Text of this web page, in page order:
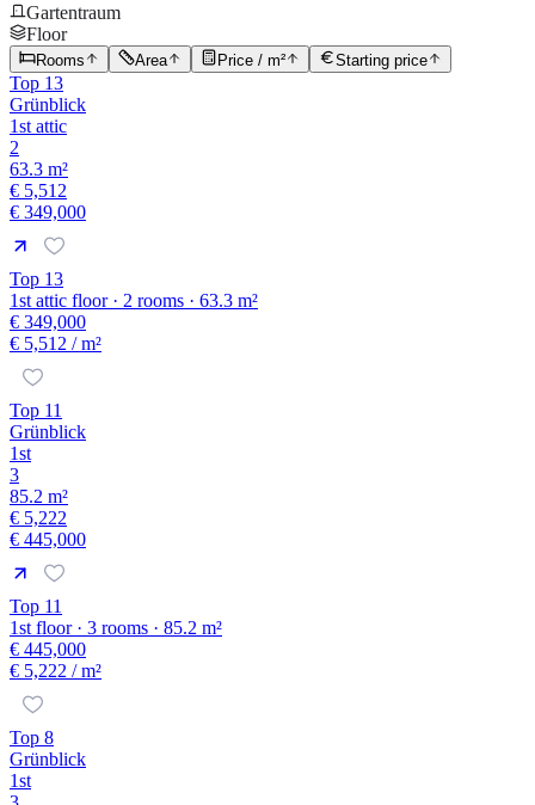
Gartentraum
Floor
Rooms Area Price / m² Starting price
Top 13
Grünblick
1st attic
2
63.3 m²
€ 5,512
€ 349,000
Top 13
1st attic floor · 2 rooms · 63.3 m²
€ 349,000
€ 5,512 / m²
Top 11
Grünblick
1st
3
85.2 m²
€ 5,222
€ 445,000
Top 11
1st floor · 3 rooms · 85.2 m²
€ 445,000
€ 5,222 / m²
Top 8
Grünblick
1st